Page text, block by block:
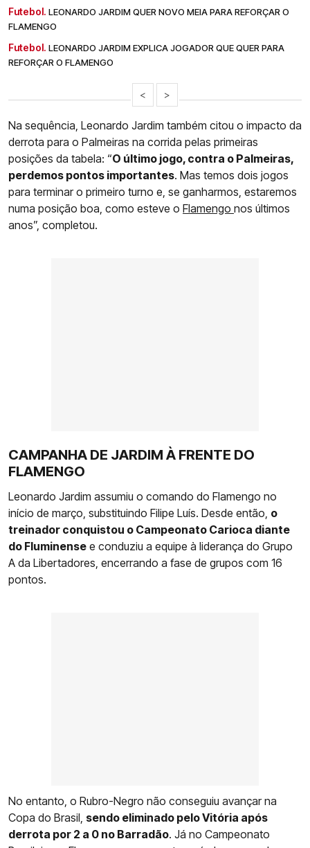
Futebol. LEONARDO JARDIM QUER NOVO MEIA PARA REFORÇAR O
FLAMENGO
Futebol. LEONARDO JARDIM EXPLICA JOGADOR QUE QUER PARA
REFORÇAR O FLAMENGO
< >
Na sequência, Leonardo Jardim também citou o impacto da
derrota para o Palmeiras na corrida pelas primeiras
posições da tabela: “O último jogo, contra o Palmeiras,
perdemos pontos importantes. Mas temos dois jogos
para terminar o primeiro turno e, se ganharmos, estaremos
numa posição boa, como esteve o Flamengo nos últimos
anos”, completou.
CAMPANHA DE JARDIM À FRENTE DO
FLAMENGO
Leonardo Jardim assumiu o comando do Flamengo no
início de março, substituindo Filipe Luís. Desde então, o
treinador conquistou o Campeonato Carioca diante
do Fluminense e conduziu a equipe à liderança do Grupo
A da Libertadores, encerrando a fase de grupos com 16
pontos.
No entanto, o Rubro-Negro não conseguiu avançar na
Copa do Brasil, sendo eliminado pelo Vitória após
derrota por 2 a 0 no Barradão. Já no Campeonato